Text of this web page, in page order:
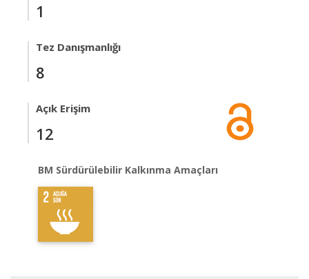
1
Tez Danışmanlığı
8
Açık Erişim
12
BM Sürdürülebilir Kalkınma Amaçları